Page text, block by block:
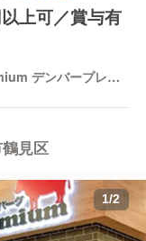
上可／賞与有
デンバープレミ
見区
1/2